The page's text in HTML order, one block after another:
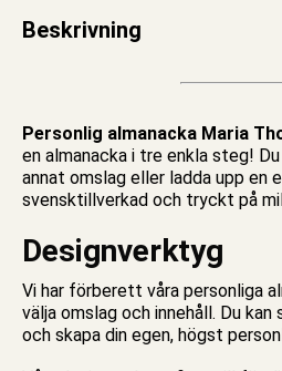
Beskrivning
Personlig almanacka Maria
en almanacka i tre enkla steg!
annat omslag eller ladda upp en
svensktillverkad och tryckt på
Designverktyg
Vi har förberett våra personliga
välja omslag och innehåll. Du
och skapa din egen, högst